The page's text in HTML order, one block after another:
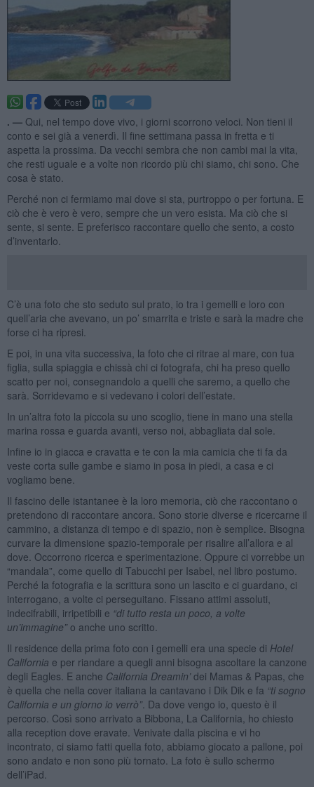
. — Qui, nel tempo dove vivo, i giorni scorrono veloci. Non tieni il
conto e sei già a venerdì. Il fine settimana passa in fretta e ti
aspetta la prossima. Da vecchi sembra che non cambi mai la vita,
che resti uguale e a volte non ricordo più chi siamo, chi sono. Che
cosa è stato.
Perché non ci fermiamo mai dove si sta, purtroppo o per fortuna. E
ciò che è vero è vero, sempre che un vero esista. Ma ciò che si
sente, si sente. E preferisco raccontare quello che sento, a costo
d’inventarlo.
C’è una foto che sto seduto sul prato, io tra i gemelli e loro con
quell’aria che avevano, un po’ smarrita e triste e sarà la madre che
forse ci ha ripresi.
E poi, in una vita successiva, la foto che ci ritrae al mare, con tua
figlia, sulla spiaggia e chissà chi ci fotografa, chi ha preso quello
scatto per noi, consegnandolo a quelli che saremo, a quello che
sarà. Sorridevamo e si vedevano i colori dell’estate.
In un’altra foto la piccola su uno scoglio, tiene in mano una stella
marina rossa e guarda avanti, verso noi, abbagliata dal sole.
Infine io in giacca e cravatta e te con la mia camicia che ti fa da
veste corta sulle gambe e siamo in posa in piedi, a casa e ci
vogliamo bene.
Il fascino delle istantanee è la loro memoria, ciò che raccontano o
pretendono di raccontare ancora. Sono storie diverse e ricercarne il
cammino, a distanza di tempo e di spazio, non è semplice. Bisogna
curvare la dimensione spazio-temporale per risalire all’allora e al
dove. Occorrono ricerca e sperimentazione. Oppure ci vorrebbe un
“mandala”, come quello di Tabucchi per Isabel, nel libro postumo.
Perché la fotografia e la scrittura sono un lascito e ci guardano, ci
interrogano, a volte ci perseguitano. Fissano attimi assoluti,
indecifrabili, irripetibili e “di tutto resta un poco, a volte
un’immagine” o anche uno scritto.
Il residence della prima foto con i gemelli era una specie di Hotel
California e per riandare a quegli anni bisogna ascoltare la canzone
degli Eagles. E anche California Dreamin’dei Mamas & Papas, che
è quella che nella cover italiana la cantavano i Dik Dik e fa “ti sogno
California e un giorno io verrò”. Da dove vengo io, questo è il
percorso. Così sono arrivato a Bibbona, La California, ho chiesto
alla reception dove eravate. Venivate dalla piscina e vi ho
incontrato, ci siamo fatti quella foto, abbiamo giocato a pallone, poi
sono andato e non sono più tornato. La foto è sullo schermo
dell’iPad.